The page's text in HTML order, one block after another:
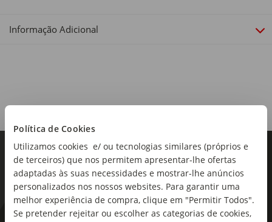
Política de Cookies
Utilizamos cookies e/ ou tecnologias similares (próprios e
de terceiros) que nos permitem apresentar-lhe ofertas
adaptadas às suas necessidades e mostrar-lhe anúncios
personalizados nos nossos websites. Para garantir uma
melhor experiência de compra, clique em "Permitir Todos".
Se pretender rejeitar ou escolher as categorias de cookies,
Informação Adicional